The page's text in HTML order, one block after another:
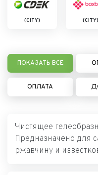
{CITY} {CITY}
ПОКАЗАТЬ ВСЕ
ОПЛАТА
Чистящее
Предназначено для
ржавчину и